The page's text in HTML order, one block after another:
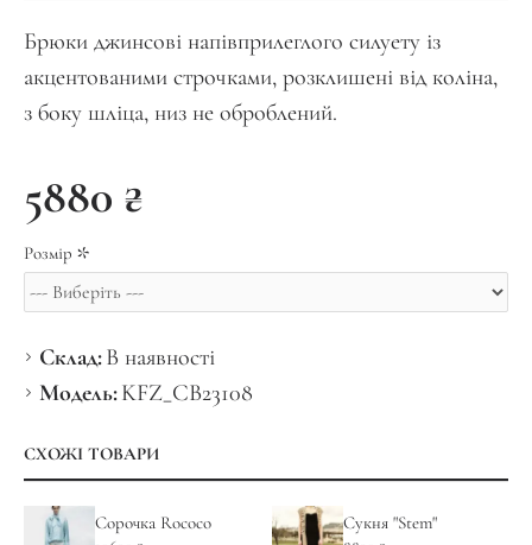
Брюки джинсові напівприлеглого силуету із
акцентованими строчками, розклишені від коліна,
з боку шліца, низ не оброблений.
Склад:В наявності
Модель:KFZ_CB23108
5880 ₴
Розмір
СХОЖІ ТОВАРИ
Сорочка Rococo Сукня "Stem"